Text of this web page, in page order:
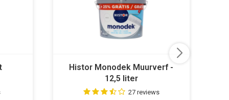
Histor Monodek Muurverf -
12,5 liter
27 reviews